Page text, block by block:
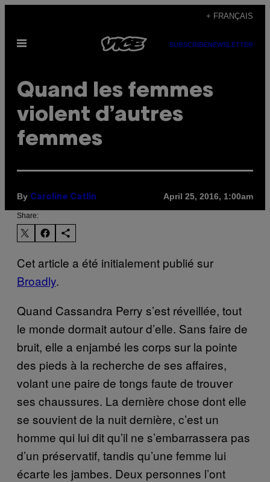
content
+ FRANÇAIS
Open
SUBSCRIBENEWSLETTER
Quand les femmes
violent d’autres
femmes
By Caroline Catlin April 25, 2016, 1:00am
Share:
Cet article a été initialement publié sur
Broadly.
Quand Cassandra Perry s’est réveillée, tout
le monde dormait autour d’elle. Sans faire de
bruit, elle a enjambé les corps sur la pointe
des pieds à la recherche de ses affaires,
volant une paire de tongs faute de trouver
ses chaussures. La dernière chose dont elle
se souvient de la nuit dernière, c’est un
homme qui lui dit qu’il ne s’embarrassera pas
d’un préservatif, tandis qu’une femme lui
écarte les jambes. Deux personnes l’ont